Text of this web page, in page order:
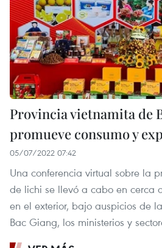
Provincia vietnamita de
promueve consumo y
05/07/2022 07:42
Una conferencia virtual sobre la
de lichi se llevó a cabo en cerca
en el exterior, bajo auspicios de
Bac Giang, los ministerios y